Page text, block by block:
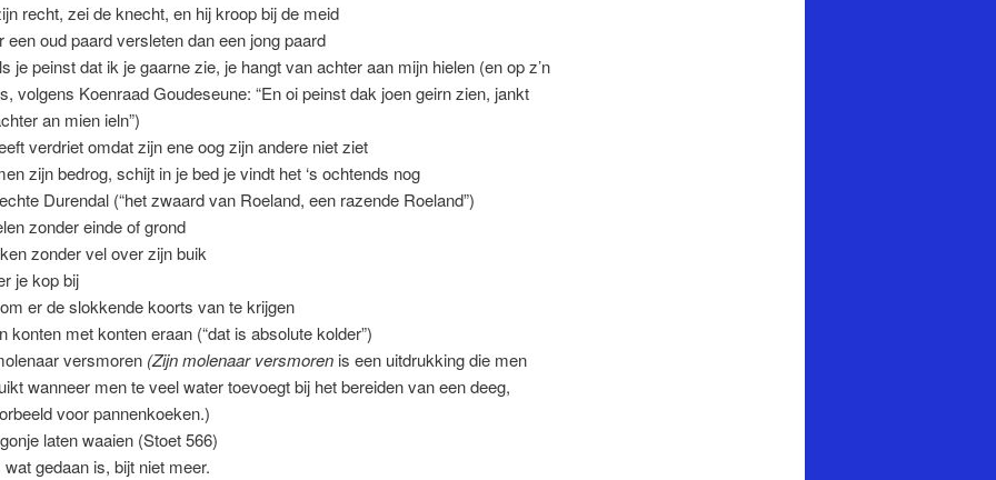
recht, zei de knecht, en hij kroop bij de meid
een oud paard versleten dan een jong paard
je peinst dat ik je gaarne zie, je hangt van achter aan mijn hielen (en op z’n
volgens Koenraad Goudeseune: “En oi peinst dak joen geirn zien, jankt
an mien ieln”)
verdriet omdat zijn ene oog zijn andere niet ziet
zijn bedrog, schijt in je bed je vindt het ‘s ochtends nog
Durendal (“het zwaard van Roeland, een razende Roeland”)
zonder einde of grond
zonder vel over zijn buik
je kop bij
om er de slokkende koorts van te krijgen
konten met konten eraan (“dat is absolute kolder”)
versmoren (Zijn molenaar versmoren is een uitdrukking die men
wanneer men te veel water toevoegt bij het bereiden van een deeg,
voor pannenkoeken.)
laten waaien (Stoet 566)
wat gedaan is, bijt niet meer.